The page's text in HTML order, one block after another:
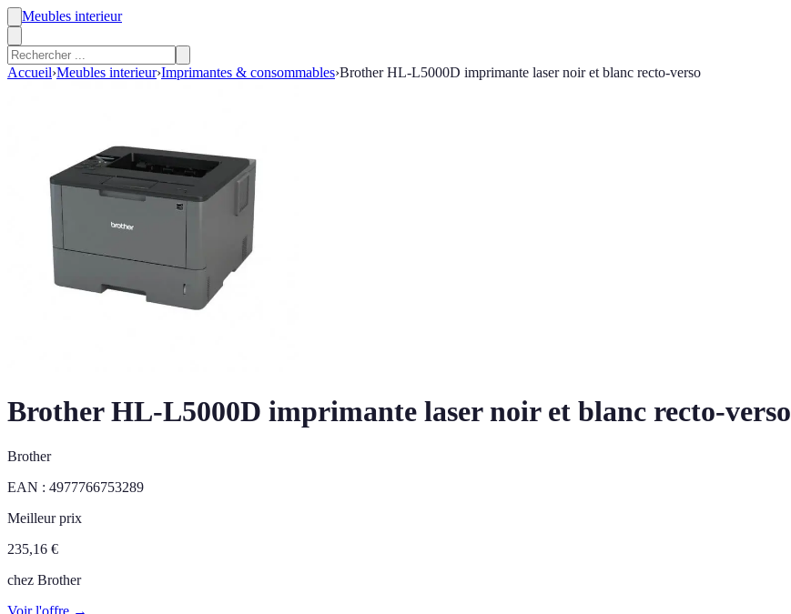
Meubles interieur
Accueil›Meubles interieur›Imprimantes & consommables›Brother HL-L5000D imprimante laser noir et blanc recto-verso
Brother HL-L5000D imprimante laser noir et blanc recto-verso
Brother
EAN : 4977766753289
Meilleur prix
235,16 €
chez Brother
Voir l'offre →